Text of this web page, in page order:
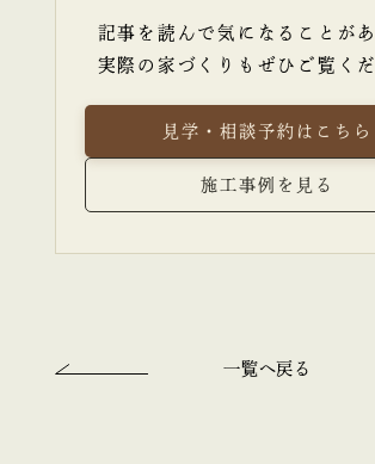
記事を読んで気になることがあ
実際の家づくりもぜひご覧くだ
見学・相談予約はこちら
施工事例を見る
一覧へ戻る